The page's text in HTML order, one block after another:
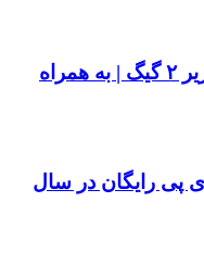
۱۰ بازی پیشنهادی برای رم زیر ۲ گیگ | به همراه
پی رایگان در سال